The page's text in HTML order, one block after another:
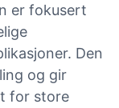
er fokusert
Den
og gir
for store